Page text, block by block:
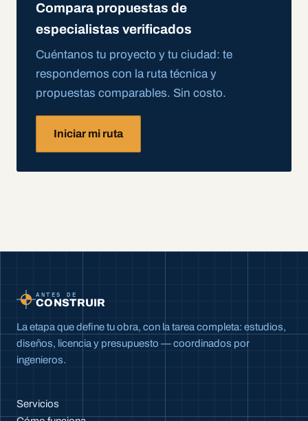
Compara propuestas de
especialistas verificados
Cuéntanos tu proyecto y tu ciudad: te
respondemos con la ruta técnica y
propuestas comparables. Sin costo.
Iniciar mi ruta
ANTES DE
CONSTRUIR
La etapa que define tu obra, con la tarea completa: estudios,
diseños, licencia y presupuesto — coordinados por
ingenieros.
Servicios